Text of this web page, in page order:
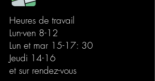
Heures de travail
Lun-ven 8-12
Lun et mar 15-17: 30
Jeudi 14-16
et sur rendez-vous